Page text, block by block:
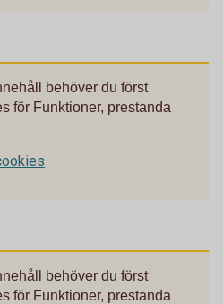
behöver du först
för Funktioner, prestanda
behöver du först
för Funktioner, prestanda